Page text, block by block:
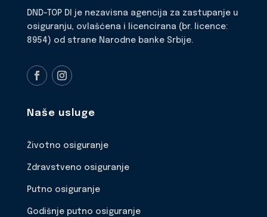
DND-TOP DI je nezavisna agencija za zastupanje u
osiguranju, ovlašćena i licencirana (br. licence:
8954) od strane Narodne banke Srbije.
Naše usluge
Životno osiguranje
Zdravstveno osiguranje
Putno osiguranje
Godišnje putno osiguranje